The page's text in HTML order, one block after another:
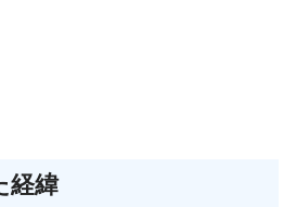
経緯